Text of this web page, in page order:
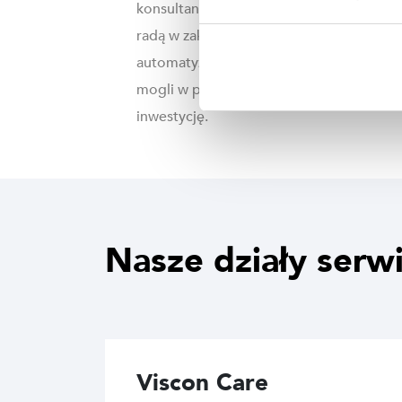
konsultanci służą również klientom
radą w zakresie procesów
automatyzacji i oprogramowania, aby
mogli w pełni wykorzystać swoją
inwestycję.
Nasze działy
Viscon Care